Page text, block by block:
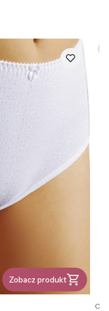
Zobacz produkt